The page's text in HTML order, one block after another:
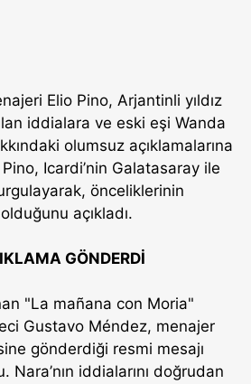
Elio Pino, Arjantinli yıldız
iddialara ve eski eşi Wanda
olumsuz açıklamalarına
Icardi’nin Galatasaray ile
önceliklerinin
açıkladı.
GÖNDERDİ
"La mañana con Moria"
Gustavo Méndez, menajer
gönderdiği resmi mesajı
Nara’nın iddialarını doğrudan